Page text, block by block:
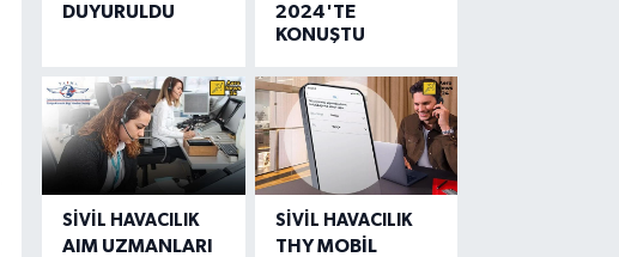
DUYURULDU
2024'TE
KONUŞTU
SIVIL HAVACILIK
AIM UZMANLARI
SIVIL HAVACILIK
THY MOBİL